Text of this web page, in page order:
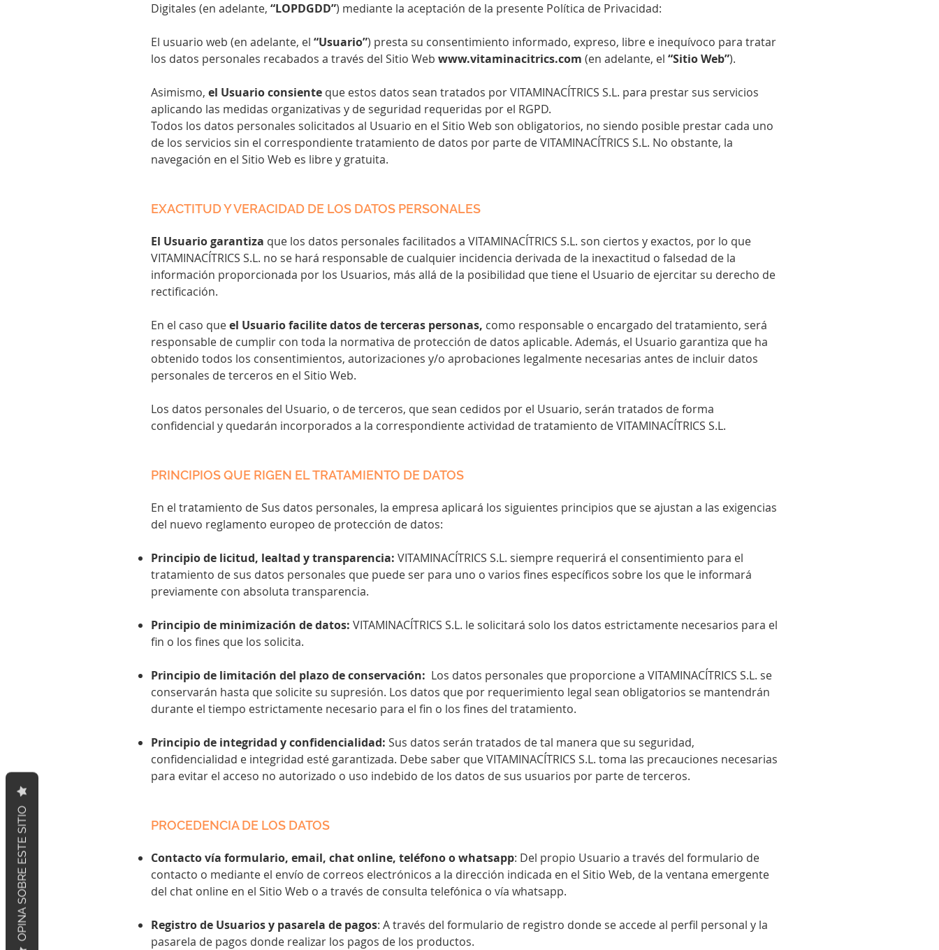
Digitales (en adelante, “LOPDGDD”) mediante la aceptación de la presente Política de Privacidad:
El usuario web (en adelante, el “Usuario”) presta su consentimiento informado, expreso, libre e inequívoco para tratar
los datos personales recabados a través del Sitio Web www.vitaminacitrics.com (en adelante, el “Sitio Web”).
Asimismo, el Usuario consiente que estos datos sean tratados por VITAMINACÍTRICS S.L. para prestar sus servicios
aplicando las medidas organizativas y de seguridad requeridas por el RGPD.
Todos los datos personales solicitados al Usuario en el Sitio Web son obligatorios, no siendo posible prestar cada uno
de los servicios sin el correspondiente tratamiento de datos por parte de VITAMINACÍTRICS S.L. No obstante, la
navegación en el Sitio Web es libre y gratuita.
EXACTITUD Y VERACIDAD DE LOS DATOS PERSONALES
El Usuario garantiza que los datos personales facilitados a VITAMINACÍTRICS S.L. son ciertos y exactos, por lo que
VITAMINACÍTRICS S.L. no se hará responsable de cualquier incidencia derivada de la inexactitud o falsedad de la
información proporcionada por los Usuarios, más allá de la posibilidad que tiene el Usuario de ejercitar su derecho de
rectificación.
En el caso queel Usuario facilite datos de terceras personas, como responsable o encargado del tratamiento, será
responsable de cumplir con toda la normativa de protección de datos aplicable. Además, el Usuario garantiza que ha
obtenido todos los consentimientos, autorizaciones y/o aprobaciones legalmente necesarias antes de incluir datos
personales de terceros en el Sitio Web.
Los datos personales del Usuario, o de terceros, que sean cedidos por el Usuario, serán tratados de forma
confidencial y quedarán incorporados a la correspondiente actividad de tratamiento de VITAMINACÍTRICS S.L.
PRINCIPIOS QUE RIGEN EL TRATAMIENTO DE DATOS
En el tratamiento de Sus datos personales, la empresa aplicará los siguientes principios que se ajustan a las exigencias
del nuevo reglamento europeo de protección de datos:
Principio de licitud, lealtad y transparencia: VITAMINACÍTRICS S.L. siempre requerirá el consentimiento para el
tratamiento de sus datos personales que puede ser para uno o varios fines específicos sobre los que le informará
previamente con absoluta transparencia.
Principio de minimización de datos: VITAMINACÍTRICS S.L. le solicitará solo los datos estrictamente necesarios para el
fin o los fines que los solicita.
Principio de limitación del plazo de conservación: Los datos personales que proporcione a VITAMINACÍTRICS S.L. se
conservarán hasta que solicite su supresión. Los datos que por requerimiento legal sean obligatorios se mantendrán
durante el tiempo estrictamente necesario para el fin o los fines del tratamiento.
Principio de integridad y confidencialidad: Sus datos serán tratados de tal manera que su seguridad,
confidencialidad e integridad esté garantizada. Debe saber que VITAMINACÍTRICS S.L. toma las precauciones necesarias
para evitar el acceso no autorizado o uso indebido de los datos de sus usuarios por parte de terceros.
PROCEDENCIA DE LOS DATOS
Contacto vía formulario, email, chat online, teléfono o whatsapp: Del propio Usuario a través del formulario de
contacto o mediante el envío de correos electrónicos a la dirección indicada en el Sitio Web, de la ventana emergente
del chat online en el Sitio Web o a través de consulta telefónica o vía whatsapp.
Registro de Usuarios y pasarela de pagos: A través del formulario de registro donde se accede al perfil personal y la
pasarela de pagos donde realizar los pagos de los productos.
OPINA SOBRE ESTE SITIO